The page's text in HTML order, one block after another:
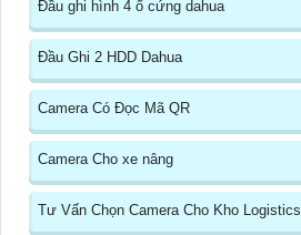
Đầu ghi hình 4 ổ cứng dahua
Đầu Ghi 2 HDD Dahua
Camera Có Đọc Mã QR
Camera Cho xe nâng
Tư Vấn Chọn Camera Cho Kho Logistics